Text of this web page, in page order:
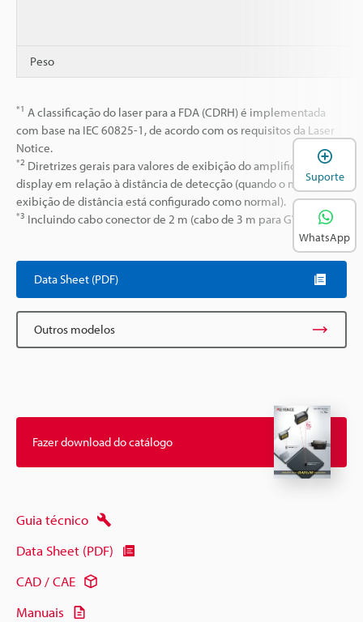
Peso
*1 A classificação do laser para a FDA (CDRH) é implementada
com base na IEC 60825-1, de acordo com os requisitos da Laser
Notice.
*2 Diretrizes gerais para valores de exibição do amplificador do
display em relação à distância de detecção (quando o modo de
exibição de distância está configurado como normal).
*3 Incluindo cabo conector de 2 m (cabo de 3 m para GV-H1000)
Data Sheet (PDF)
Outros modelos
Fazer download do catálogo
Guia técnico
Data Sheet (PDF)
CAD / CAE
Manuais
Suporte
WhatsApp